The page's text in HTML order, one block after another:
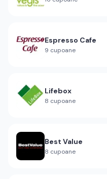
Espresso Cafe
9 cupoane
Lifebox
8 cupoane
Best Value
8 cupoane